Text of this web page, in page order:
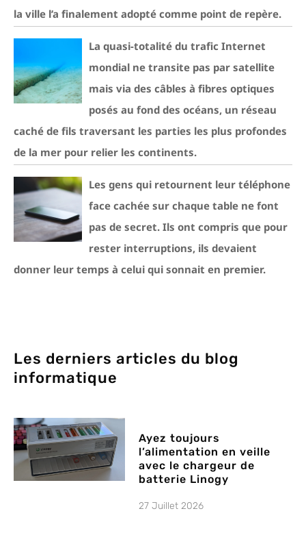
la ville l’a finalement adopté comme point de repère.
La quasi-totalité du trafic Internet
mondial ne transite pas par satellite
mais via des câbles à fibres optiques
posés au fond des océans, un réseau
caché de fils traversant les parties les plus profondes
de la mer pour relier les continents.
Les gens qui retournent leur téléphone
face cachée sur chaque table ne font
pas de secret. Ils ont compris que pour
rester interruptions, ils devaient
donner leur temps à celui qui sonnait en premier.
Les derniers articles du blog
informatique
Ayez toujours
l’alimentation en veille
avec le chargeur de
batterie Linogy
27 Juillet 2026